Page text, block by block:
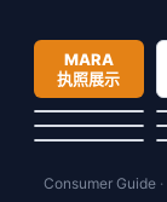
MARA
执照展示
Consumer Guide ·